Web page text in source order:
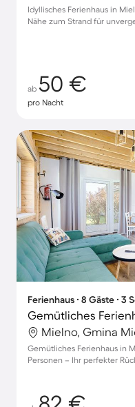
Idyllisches Ferienhaus in
Nähe zum Strand für
ab 50 €
pro Nacht
Ferienhaus ∙ 8 Gäste ∙ 3
Mielno, Gmina
Gemütliches Ferienhaus in
Personen – Ihr perfekter